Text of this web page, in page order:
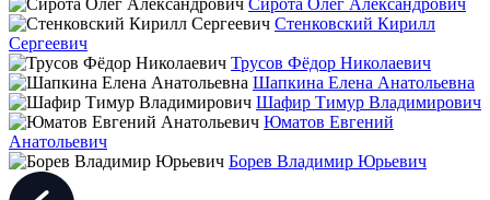
Стенковский Кирилл
Сергеевич
Трусов Фёдор Николаевич
Шапкина Елена Анатольевна
Шафир Тимур Владимирович
Юматов Евгений
Анатольевич
Борев Владимир Юрьевич